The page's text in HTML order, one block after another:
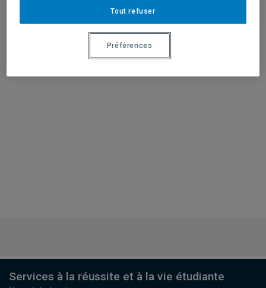
Services à la réussite et à la vie étudiante
Tout refuser
Préférences